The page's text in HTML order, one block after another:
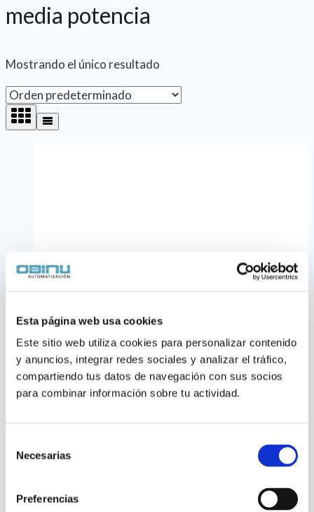
Esta página web usa cookies
Este sitio web utiliza cookies para personalizar contenido
y anuncios, integrar redes sociales y analizar el tráfico,
compartiendo tus datos de navegación con sus socios
para combinar información sobre tu actividad.
Necesarias
Preferencias
media potencia
Mostrando el único resultado
con protocolo
Modbus RTU integrado de